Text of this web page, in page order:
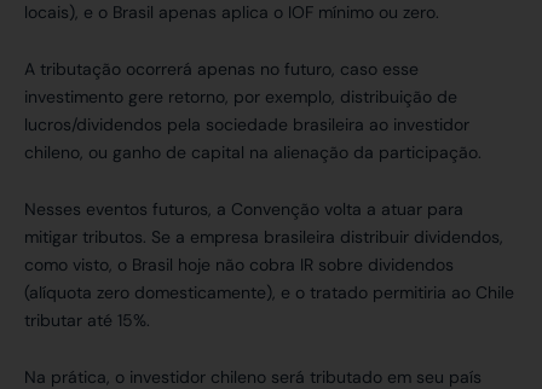
locais), e o Brasil apenas aplica o IOF mínimo ou zero.
A tributação ocorrerá apenas no futuro, caso esse
investimento gere retorno, por exemplo, distribuição de
lucros/dividendos pela sociedade brasileira ao investidor
chileno, ou ganho de capital na alienação da participação.
Nesses eventos futuros, a Convenção volta a atuar para
mitigar tributos. Se a empresa brasileira distribuir dividendos,
como visto, o Brasil hoje não cobra IR sobre dividendos
(alíquota zero domesticamente), e o tratado permitiria ao Chile
tributar até 15%.
Na prática, o investidor chileno será tributado em seu país